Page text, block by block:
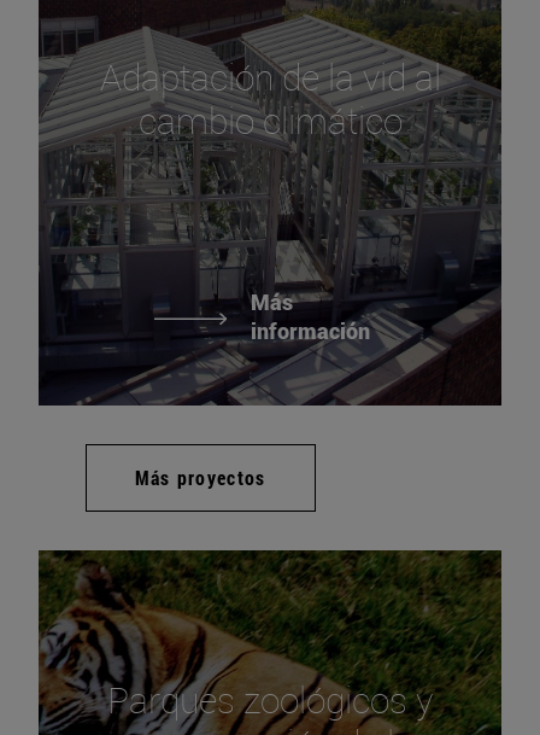
Adaptación de la vid al
cambio climático
Más
información
Más proyectos
Parques zoológicos y